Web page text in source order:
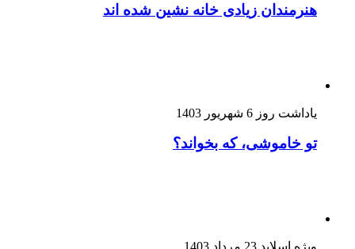
هنرمندان زیادی خانه نشین شده اند
یاداشت روز 6 شهریور 1403
تو خاموشی، که بخواند؟
ویژه اسلاید 23 مرداد 1403